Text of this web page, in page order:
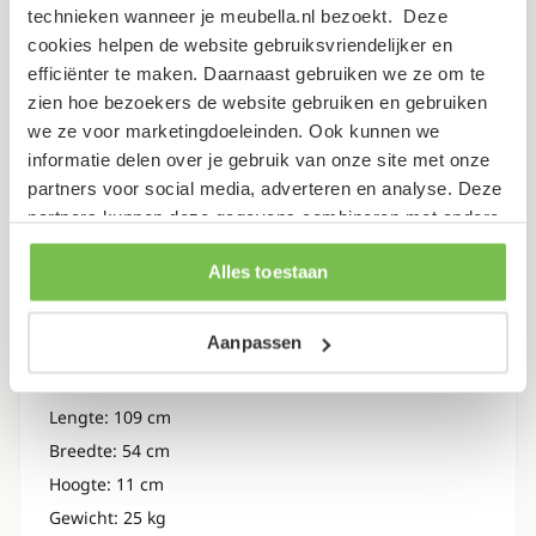
technieken wanneer je meubella.nl bezoekt. Deze
cookies helpen de website gebruiksvriendelijker en
efficiënter te maken. Daarnaast gebruiken we ze om te
zien hoe bezoekers de website gebruiken en gebruiken
we ze voor marketingdoeleinden. Ook kunnen we
informatie delen over je gebruik van onze site met onze
partners voor social media, adverteren en analyse. Deze
partners kunnen deze gegevens combineren met andere
informatie die je aan ze hebt verstrekt of die ze hebben
verzameld op basis van je gebruik van hun services.
Alles toestaan
Aanpassen
Dit artikel bestaat uit 6 pakketten
Lengte: 216 cm
Breedte: 59 cm
Hoogte: 7 cm
Gewicht: 44 kg
Breedte: 60 cm
Lengte: 109 cm
Breedte: 54 cm
Hoogte: 11 cm
Gewicht: 25 kg